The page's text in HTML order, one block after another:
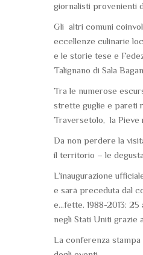
giornalisti provenienti
Gli altri comuni
eccellenze culinarie
e le storie tese e
Talignano di Sala
Tra le numerose
strette guglie e pareti
Traversetolo, la Pieve
Da non perdere la
il territorio – le
L’inaugurazione
e sarà preceduta dal
e…fette. 1988-2013:
negli Stati Uniti grazie
La conferenza